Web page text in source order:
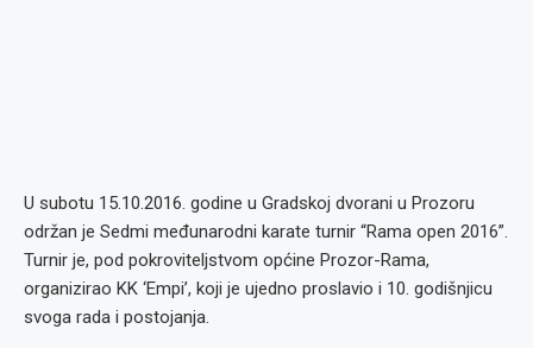
U subotu 15.10.2016. godine u Gradskoj dvorani u Prozoru
održan je Sedmi međunarodni karate turnir “Rama open 2016”.
Turnir je, pod pokroviteljstvom općine Prozor-Rama,
organizirao KK ‘Empi’, koji je ujedno proslavio i 10. godišnjicu
svoga rada i postojanja.